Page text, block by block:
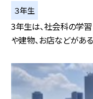
３年生
3年生は、社会科の学
や建物、お店などがあ